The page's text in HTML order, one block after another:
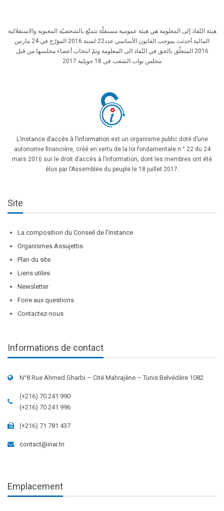
هيئة النّفاذ إلى المعلومة هي هيئة عمومية مستقلّة تتمتّع بالشخصيّة المعنوية والاستقلالية
المالية أحدثت بموجب القانون الأساسي عدد22 لسنة 2016 المؤرّخ في 24 مارس
2016 المتعلّق بالحق في النّفاذ الى المعلومة وتمّ انتخاب أعضاء مجلسها من قبل
مجلس نواب الشعب في 18 جويلية 2017
L’instance d’accès à l’information est un organisme public doté d’une
autonomie financière, créé en vertu de la loi fondamentale n ° 22 du 24
mars 2016 sur le droit d’accès à l’information, dont les membres ont été
élus par l’Assemblée du peuple le 18 juillet 2017.
Site
La composition du Conseil de l’Instance
Organismes Assujettis
Plan du site
Liens utiles
Newsletter
Foire aux questions
Contactez-nous
Informations de contact
N°8 Rue Ahmed Gharbi – Cité Mahrajène – Tunis Belvédère 1082
(+216) 70 241 990
(+216) 70 241 996
(+216) 71 781 437
contact@inai.tn
Emplacement